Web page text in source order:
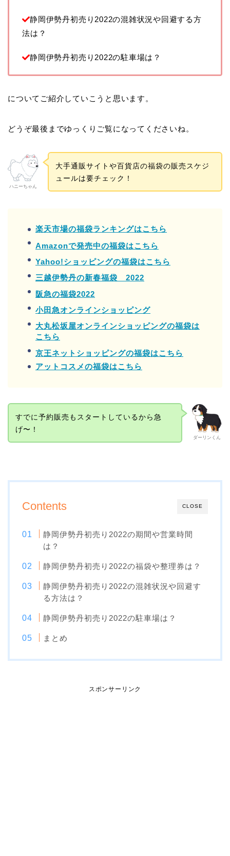
静岡伊勢丹初売り2022の混雑状況や回避する方
法は？
静岡伊勢丹初売り2022の駐車場は？
についてご紹介していこうと思います。
どうぞ最後までゆっくりご覧になってくださいね。
ハニーちゃん
大手通販サイトや百貨店の福袋の販売スケジ
ュールは要チェック！
楽天市場の福袋ランキングはこちら
Amazonで発売中の福袋はこちら
Yahoo!ショッピングの福袋はこちら
三越伊勢丹の新春福袋 2022
阪急の福袋2022
小田急オンラインショッピング
大丸松坂屋オンラインショッピングの福袋は
こちら
京王ネットショッピングの福袋はこちら
アットコスメの福袋はこちら
ダーリンくん
すでに予約販売もスタートしているから急
げ〜！
CLOSE
Contents
静岡伊勢丹初売り2022の期間や営業時間
は？
静岡伊勢丹初売り2022の福袋や整理券は？
静岡伊勢丹初売り2022の混雑状況や回避す
る方法は？
静岡伊勢丹初売り2022の駐車場は？
まとめ
スポンサーリンク